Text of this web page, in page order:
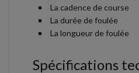
La cadence de course
La durée de foulée
La longueur de foulée
Spécifications